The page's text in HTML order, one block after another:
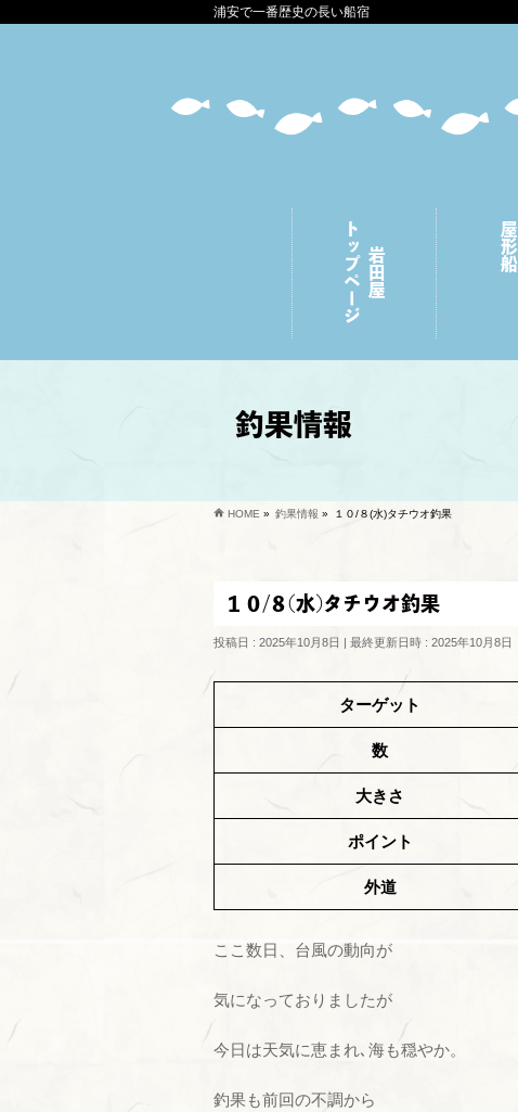
浦安で一番歴史の長い船宿
岩田屋
トップページ 屋形船
釣果情報
HOME » 釣果情報 » １０/８(水)タチウオ釣果
１０/８(水)タチウオ釣果
投稿日 : 2025年10月8日 最終更新日時 : 2025年10月8日
ターゲット
数
大きさ
ポイント
外道
ここ数日、台風の動向が
気になっておりましたが
今日は天気に恵まれ､海も穏やか。
釣果も前回の不調から